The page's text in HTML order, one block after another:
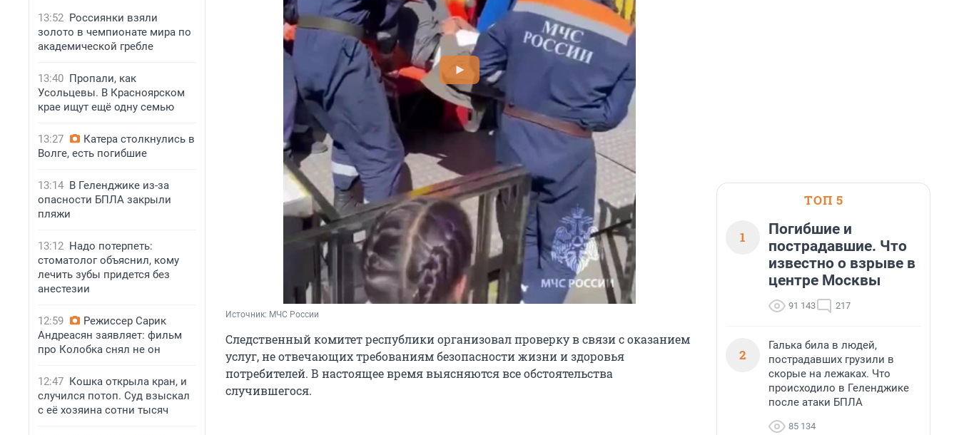
13:52 Россиянки взяли
золото в чемпионате мира по
академической гребле
13:40 Пропали, как
Усольцевы. В Красноярском
крае ищут ещё одну семью
13:27
Катера столкнулись в
Волге, есть погибшие
13:14 В Геленджике из-за
опасности БПЛА закрыли
пляжи
13:12 Надо потерпеть:
стоматолог объяснил, кому
лечить зубы придется без
анестезии
12:59
Режиссер Сарик
Андреасян заявляет: фильм
про Колобка снял не он
12:47 Кошка открыла кран, и
случился потоп. Суд взыскал
с её хозяина сотни тысяч
Источник: МЧС России
Следственный комитет республики организовал проверку в связи с оказанием
услуг, не отвечающих требованиям безопасности жизни и здоровья
потребителей. В настоящее время выясняются все обстоятельства
случившегося.
ТОП 5
1
Погибшие и
пострадавшие. Что
известно о взрыве в
центре Москвы
91 143 217
2
Галька била в людей,
пострадавших грузили в
скорые на лежаках. Что
происходило в Геленджике
после атаки БПЛА
85 134